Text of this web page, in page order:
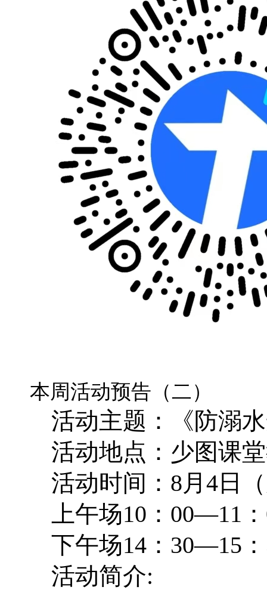
本周活动预告（二）
活动主题：《防溺
活动地点：少图课
活动时间：8月4日
上午场10：00—11
下午场14：30—15
活动简介: